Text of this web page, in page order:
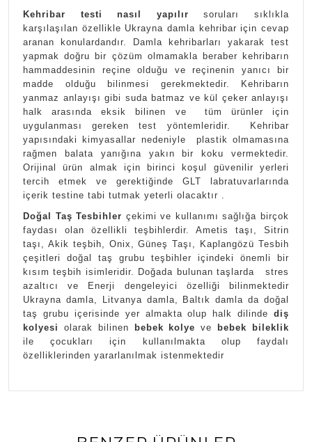
Kehribar testi nasıl yapılır soruları sıklıkla
karşılaşılan özellikle Ukrayna damla kehribar için cevap
aranan konulardandır. Damla kehribarları yakarak test
yapmak doğru bir çözüm olmamakla beraber kehribarın
hammaddesinin reçine olduğu ve reçinenin yanıcı bir
madde olduğu bilinmesi gerekmektedir. Kehribarın
yanmaz anlayışı gibi suda batmaz ve kül çeker anlayışı
halk arasında eksik bilinen ve tüm ürünler için
uygulanması gereken test yöntemleridir. Kehribar
yapısındaki kimyasallar nedeniyle plastik olmamasına
rağmen balata yanığına yakın bir koku vermektedir.
Orijinal ürün almak için birinci koşul güvenilir yerleri
tercih etmek ve gerektiğinde GLT labratuvarlarında
içerik testine tabi tutmak yeterli olacaktır .
Doğal Taş Tesbihler çekimi ve kullanımı sağlığa birçok
faydası olan özellikli teşbihlerdir. Ametis taşı, Sitrin
taşı, Akik teşbih, Onix, Güneş Taşı, Kaplangözü Tesbih
çeşitleri doğal taş grubu teşbihler içindeki önemli bir
kısım teşbih isimleridir. Doğada bulunan taşlarda stres
azaltıcı ve Enerji dengeleyici özelliği bilinmektedir
Ukrayna damla, Litvanya damla, Baltık damla da doğal
taş grubu içerisinde yer almakta olup halk dilinde diş
kolyesi
olarak bilinen bebek kolye ve
bebek bileklik
ile çocukları için kullanılmakta olup faydalı
özelliklerinden yararlanılmak istenmektedir